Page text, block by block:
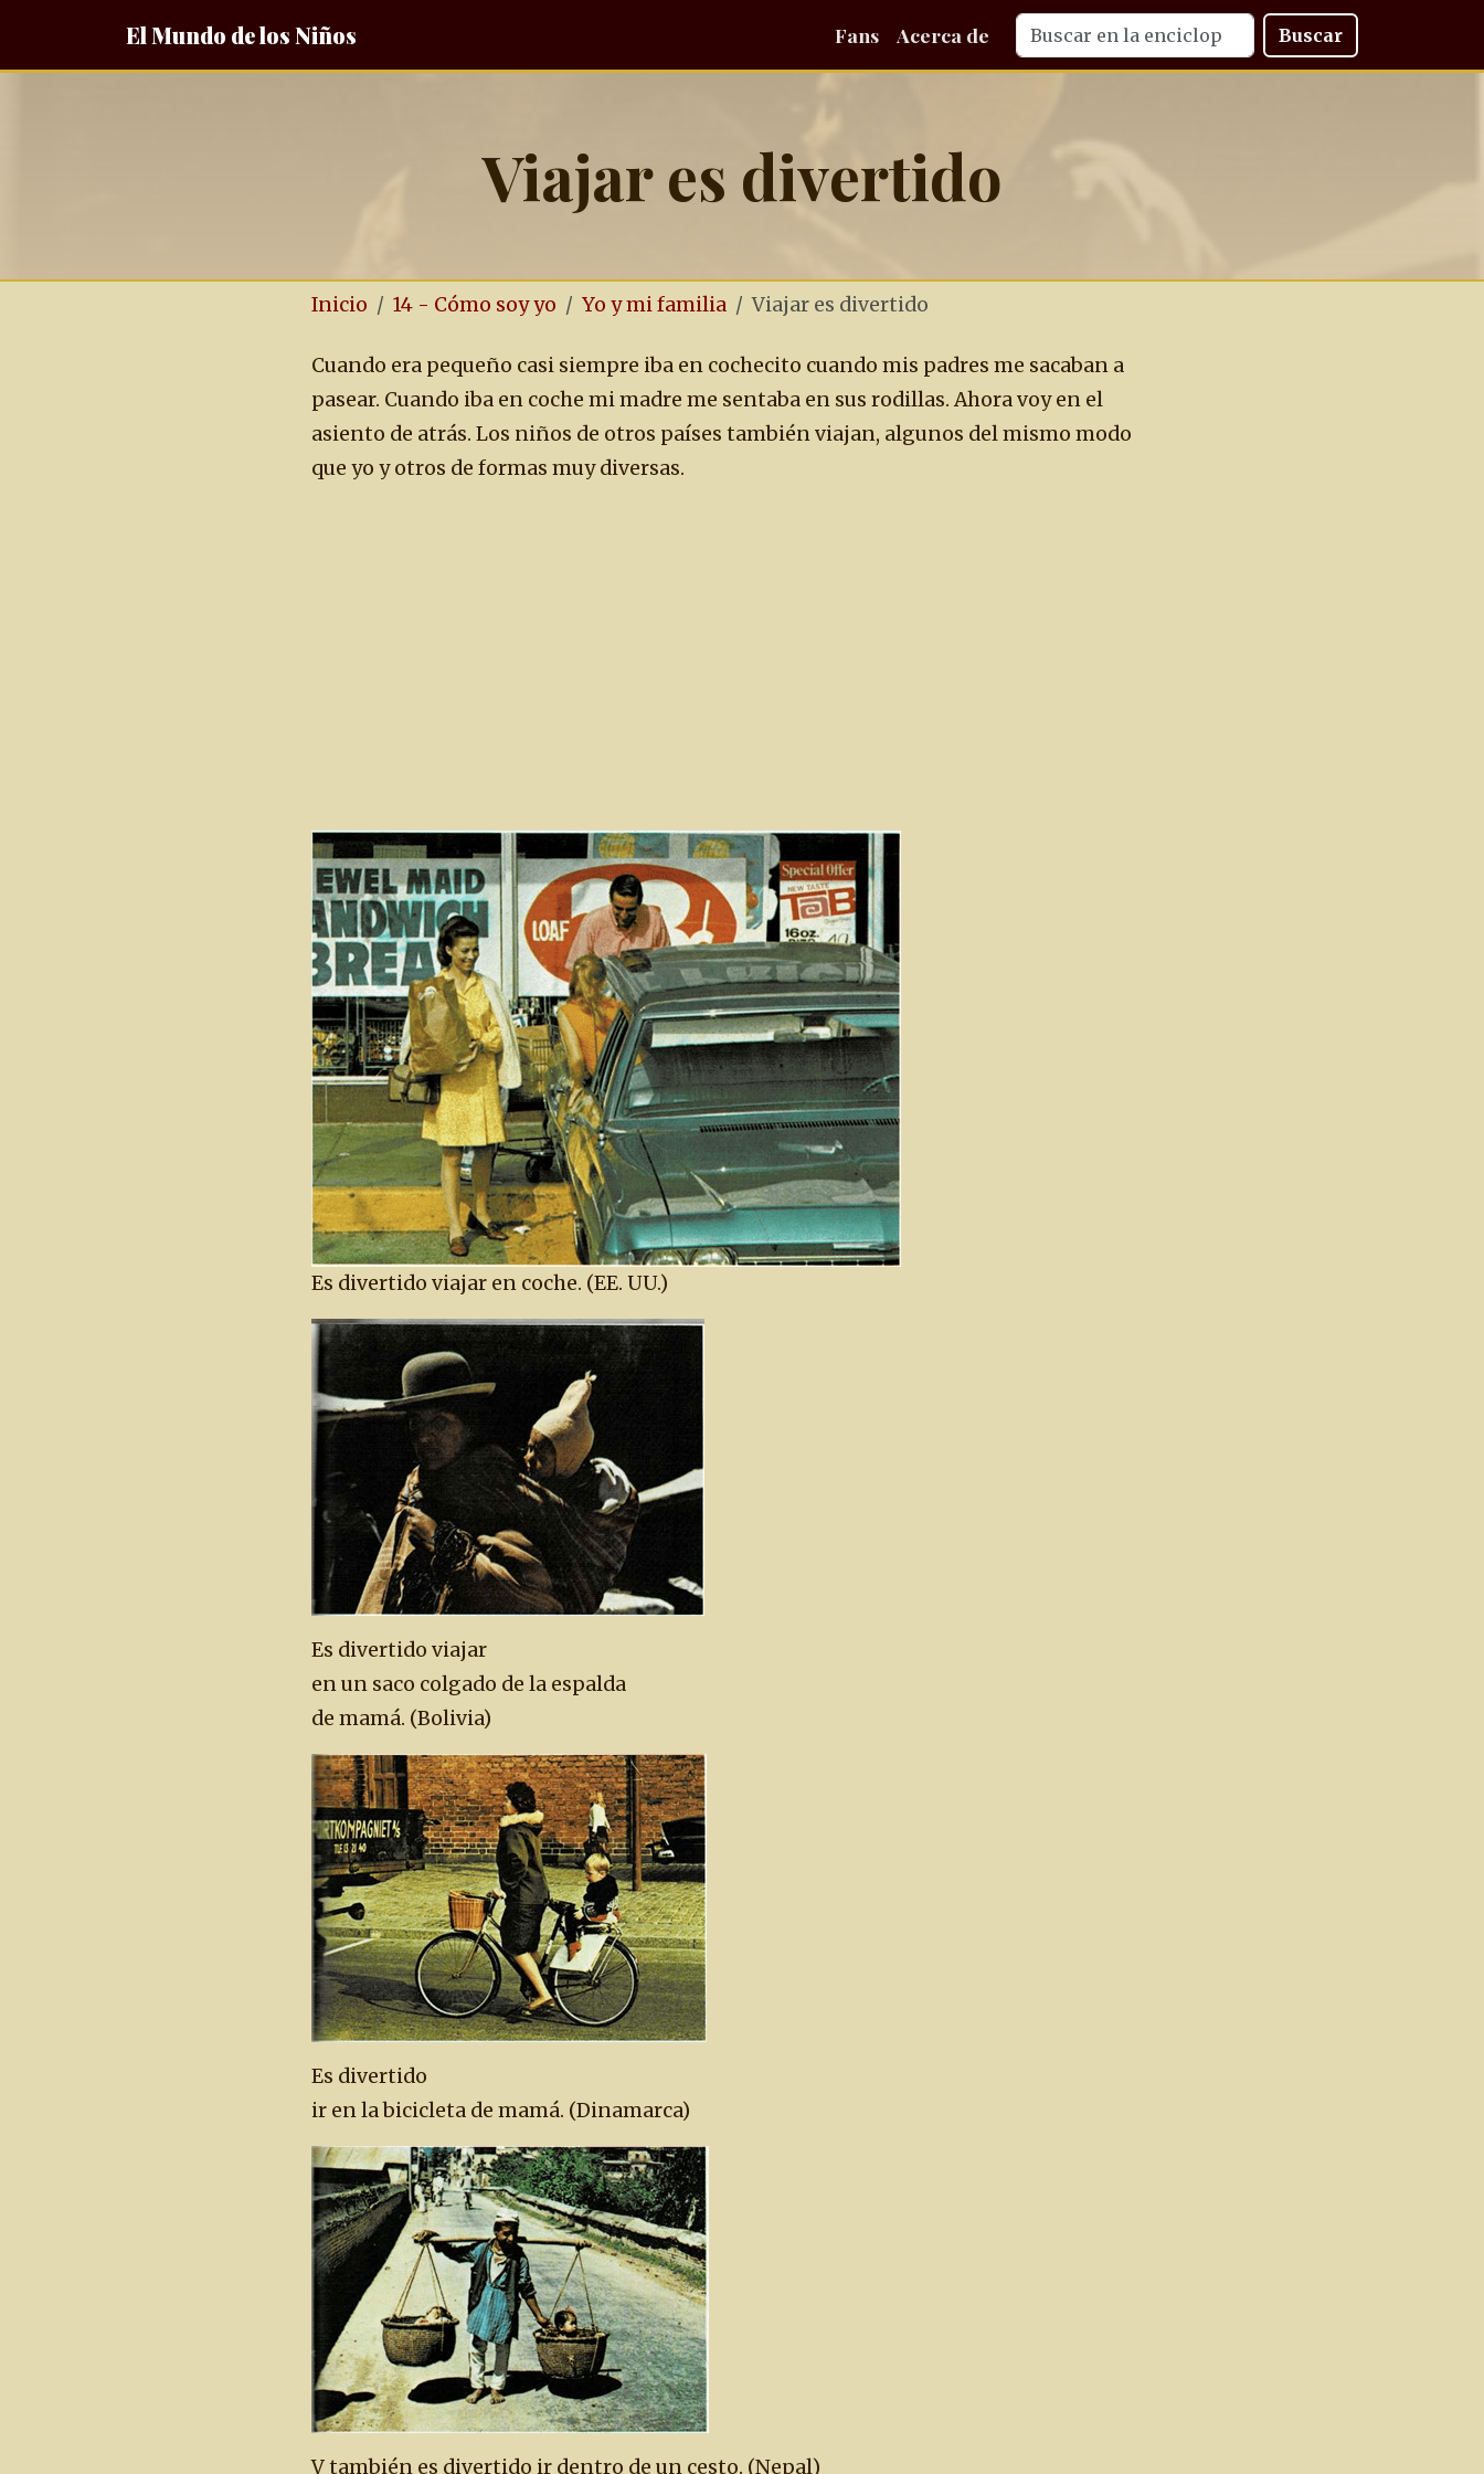
El Mundo de los Niños Fans Acerca de Buscar
Viajar es divertido
Inicio 14 - Cómo soy yo Yo y mi familia Viajar es divertido
Cuando era pequeño casi siempre iba en cochecito cuando mis padres me sacaban a
pasear. Cuando iba en coche mi madre me sentaba en sus rodillas. Ahora voy en el
asiento de atrás. Los niños de otros países también viajan, algunos del mismo modo
que yo y otros de formas muy diversas.
Es divertido viajar en coche. (EE. UU.)
Es divertido viajar
en un saco colgado de la espalda
de mamá. (Bolivia)
Es divertido
ir en la bicicleta de mamá. (Dinamarca)
V también es divertido ir dentro de un cesto. (Nepal)